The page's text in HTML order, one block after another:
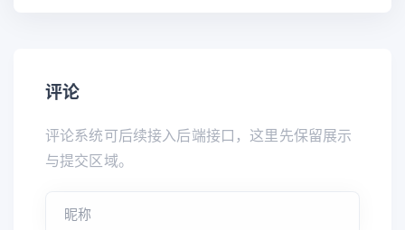
评论
评论系统可后续接入后端接口，这里先保留展示
与提交区域。